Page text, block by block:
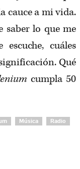
cauce a mi vida.
saber lo que me
cuáles
Qué
cumpla 50
Música Radio